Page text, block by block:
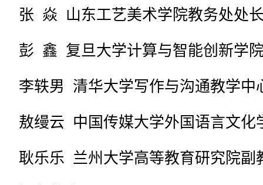
张 焱 山东工艺美术学院教务处处
彭 鑫 复旦大学计算与智能创新学
李轶男 清华大学写作与沟通教学中
敖缦云 中国传媒大学外国语言文化
耿乐乐 兰州大学高等教育研究院副